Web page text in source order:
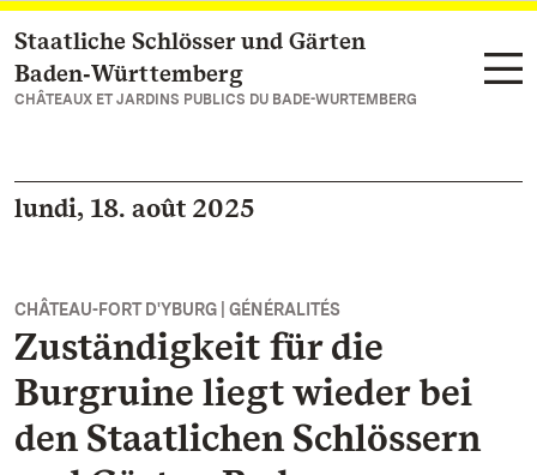
Vers la page d’accueil
Staatliche Schlösser und Gärten
Baden‑Württemberg
CHÂTEAUX ET JARDINS PUBLICS DU BADE-WURTEMBERG
lundi, 18. août 2025
CHÂTEAU-FORT D'YBURG | GÉNÉRALITÉS
Zuständigkeit für die
Burgruine liegt wieder bei
den Staatlichen Schlössern